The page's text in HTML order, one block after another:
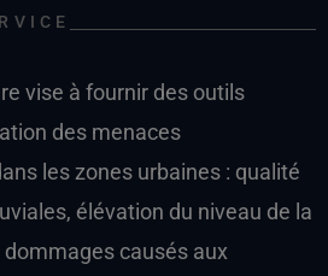
vise à fournir des outils
des menaces
les zones urbaines : qualité
élévation du niveau de la
causés aux